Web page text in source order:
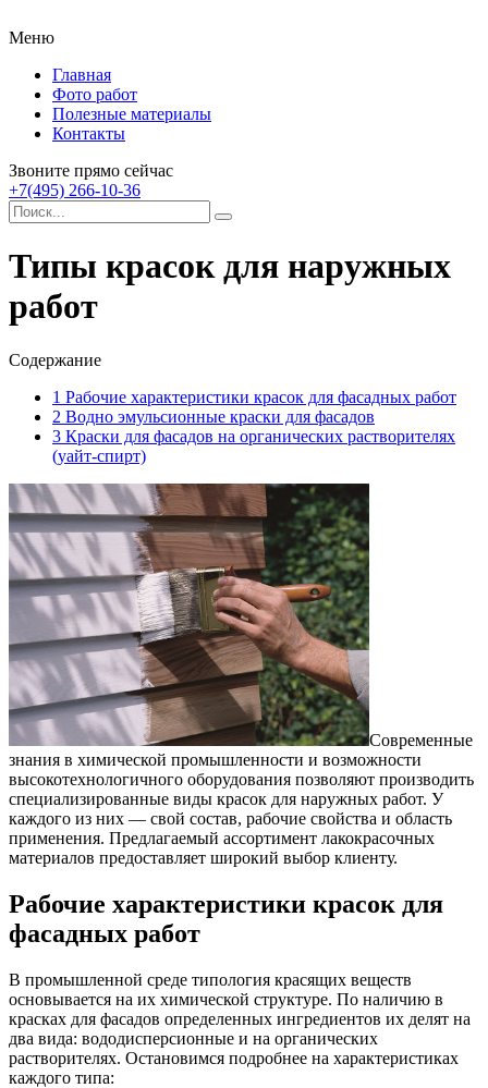
Меню
Главная
Фото работ
Полезные материалы
Контакты
Звоните прямо сейчас
+7(495) 266-10-36
Типы красок для наружных
работ
Содержание
1 Рабочие характеристики красок для фасадных работ
2 Водно эмульсионные краски для фасадов
3 Краски для фасадов на органических растворителях
(уайт-спирт)
Современные
знания в химической промышленности и возможности
высокотехнологичного оборудования позволяют производить
специализированные виды красок для наружных работ. У
каждого из них — свой состав, рабочие свойства и область
применения. Предлагаемый ассортимент лакокрасочных
материалов предоставляет широкий выбор клиенту.
Рабочие характеристики красок для
фасадных работ
В промышленной среде типология красящих веществ
основывается на их химической структуре. По наличию в
красках для фасадов определенных ингредиентов их делят на
два вида: вододисперсионные и на органических
растворителях. Остановимся подробнее на характеристиках
каждого типа: